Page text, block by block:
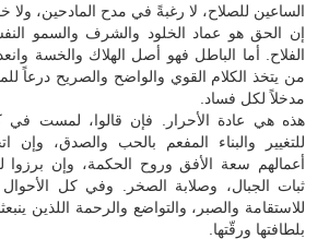
الساعين للصلاح، لا رغبةً في مدح المادحين، ولا
إن الحق هو عماد الخلود والشرف والسمو
الفلاح. أما الباطل فهو أصل الهلاك والخسة
من يتخذ الكلام القوي والواضح والصريح درعاً
مدخلاً لكل فساد.
هذه هي عادة الأحرار. فإن قالوا، لمست
للتغيير والبناء المفعم بالحب والصدق، وإن
أعمالهم سعة الأفق وروح الحكمة، وإن برزوا
ثبات الجبال، وصلابة الصخر. وفي كل الأحوال
للاستقامة والصبر، والتواضع والرحمة اللذين
بلطافتها ورقّتها.